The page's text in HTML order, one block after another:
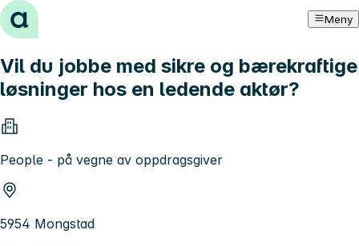
Hopp til innhold Meny
Vil du jobbe med sikre og bærekraftige
løsninger hos en ledende aktør?
People - på vegne av oppdragsgiver
5954 Mongstad